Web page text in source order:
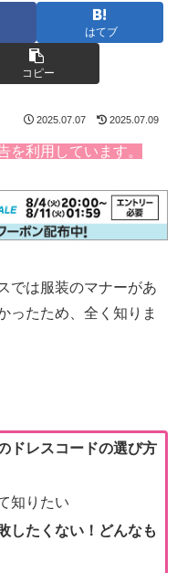
はてブ
コピー
2025.07.07 2025.07.09
利用しています。
では服装のマナーがあ
ったため、全く知りま
ドレスコードの選び方
知りたい
したくない！どんなも